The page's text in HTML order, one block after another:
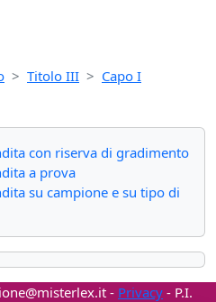
Titolo III
Capo I
con riserva di gradimento
a prova
su campione e su tipo di
- Privacy - P.I.